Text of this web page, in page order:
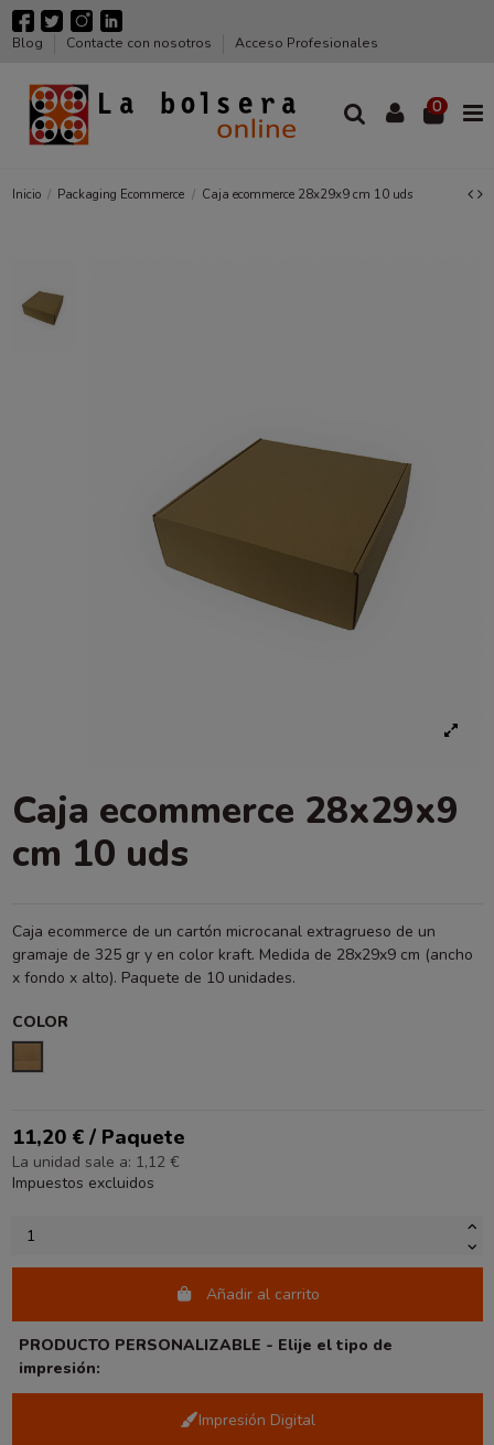
Blog Contacte con nosotros Acceso Profesionales
0
Inicio Packaging Ecommerce Caja ecommerce 28x29x9 cm 10 uds
Caja ecommerce 28x29x9
cm 10 uds
Caja ecommerce de un cartón microcanal extragrueso de un
gramaje de 325 gr y en color kraft. Medida de 28x29x9 cm (ancho
x fondo x alto). Paquete de 10 unidades.
COLOR
11,20 € / Paquete
La unidad sale a: 1,12 €
Impuestos excluidos
Añadir al carrito
PRODUCTO PERSONALIZABLE - Elije el tipo de
impresión:
Impresión Digital